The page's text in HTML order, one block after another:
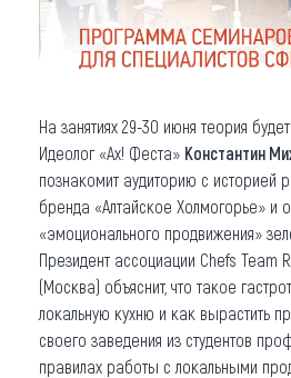
На занятиях 29-30 июня теория
Идеолог «Ах! Феста» Константин
познакомит аудиторию с историей
бренда «Алтайское Холмогорье» и
«эмоционального продвижения»
Президент ассоциации Chefs Team
(Москва) объяснит, что такое
локальную кухню и как вырастить
своего заведения из студентов
правилах работы с локальными